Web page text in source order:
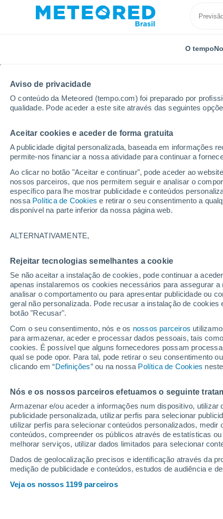
Aviso de privacidade
O conteúdo da Meteored (tempo.com) foi preparado por
qualidade. Pode aceder a este site através das seguintes
Aceitar cookies e aceder de forma gratuita
A publicidade digital personalizada, baseada em informações
permite-nos financiar a nossa atividade para continuar a
Ao clicar no botão "Aceitar e continuar", pode aceder ao
nossos parceiros, que nos permitem seguir e analisar o
específico para lhe mostrar publicidade e conteúdos
nossa Política de Cookies e retirar o seu consentimento a
disponível na parte inferior da nossa página web.
ALTERNATIVAMENTE,
Rejeitar tecnologias semelhantes a cookie
Se não aceitar a instalação de cookies, pode continuar a
apenas instalaremos os cookies necessários para assegurar
analisar o comportamento ou para apresentar publicidade ou
geral não personalizada. Pode recusar a instalação de
botão "Recusar".
Com o seu consentimento, nós e os nossos parceiros
para armazenar, aceder e processar dados pessoais, tais
cookies. É possível que alguns fornecedores possam
qual se pode opor. Para tal, pode retirar o seu consentimento
clicando em “Definições” ou na nossa Política de Cookies
Nós e os nossos parceiros efetuamos o seguinte
Armazenar e/ou aceder a informações num dispositivo,
publicidade personalizada, utilizar perfis para selecionar
utilizar perfis para selecionar conteúdos personalizados,
conteúdos, compreender os públicos através de estatísticas
melhorar serviços, utilizar dados limitados para selecionar
Dados de geolocalização precisos e identificação através da
medição de publicidade e conteúdos, estudos de audiência e
Veja os nossos 1199 parceiros
O tempo
Início Quem Somos Equipe Ana Flávia Martins
Ana Flávia
Meteorologista -50 artigos
Meteorologista formada peloInstituto de
estágio naEmpresa de Pesquisa
Com o desejo crescente de atuar nesse
à equipe de redatores da Meteored Brasil.
Artigos de Ana Flávia Martins
CIÊNCIA
Os
As
quanto na
devido a
CIÊNCIA
Seria
a maneira